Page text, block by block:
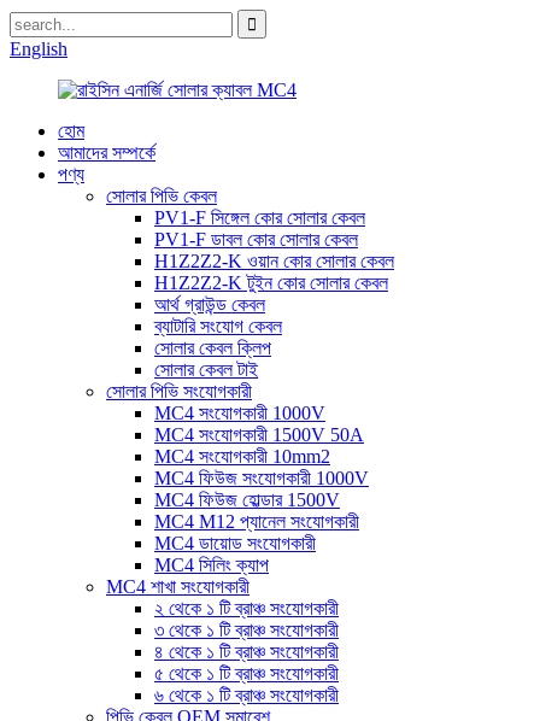
English
হোম
আমাদের সম্পর্কে
পণ্য
সোলার পিভি কেবল
PV1-F সিঙ্গেল কোর সোলার কেবল
PV1-F ডাবল কোর সোলার কেবল
H1Z2Z2-K ওয়ান কোর সোলার কেবল
H1Z2Z2-K টুইন কোর সোলার কেবল
আর্থ গ্রাউন্ড কেবল
ব্যাটারি সংযোগ কেবল
সোলার কেবল ক্লিপ
সোলার কেবল টাই
সোলার পিভি সংযোগকারী
MC4 সংযোগকারী 1000V
MC4 সংযোগকারী 1500V 50A
MC4 সংযোগকারী 10mm2
MC4 ফিউজ সংযোগকারী 1000V
MC4 ফিউজ হোল্ডার 1500V
MC4 M12 প্যানেল সংযোগকারী
MC4 ডায়োড সংযোগকারী
MC4 সিলিং ক্যাপ
MC4 শাখা সংযোগকারী
২ থেকে ১ টি ব্রাঞ্চ সংযোগকারী
৩ থেকে ১ টি ব্রাঞ্চ সংযোগকারী
৪ থেকে ১ টি ব্রাঞ্চ সংযোগকারী
৫ থেকে ১ টি ব্রাঞ্চ সংযোগকারী
৬ থেকে ১ টি ব্রাঞ্চ সংযোগকারী
পিভি কেবল OEM সমাবেশ